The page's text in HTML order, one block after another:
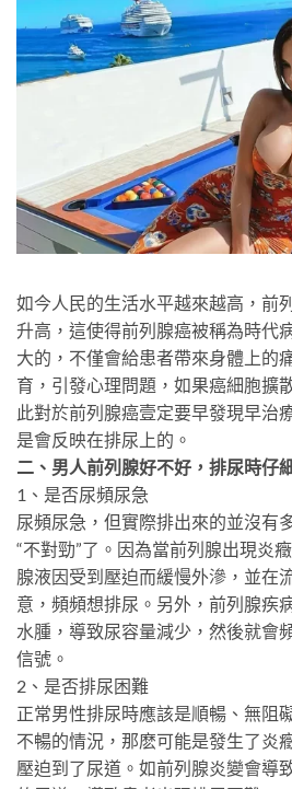
如今人民的生活水平越來越高，前
升高，這使得前列腺癌被稱為時代
大的，不僅會給患者帶來身體上的
育，引發心理問題，如果癌細胞擴
此對於前列腺癌壹定要早發現早治
是會反映在排尿上的。
二、男人前列腺好不好，排尿時仔
1、是否尿頻尿急
尿頻尿急，但實際排出來的並沒有
“不對勁”了。因為當前列腺出現炎
腺液因受到壓迫而緩慢外滲，並在
意，頻頻想排尿。另外，前列腺疾
水腫，導致尿容量減少，然後就會
信號。
2、是否排尿困難
正常男性排尿時應該是順暢、無阻
不暢的情況，那麽可能是發生了炎
壓迫到了尿道。如前列腺炎變會導